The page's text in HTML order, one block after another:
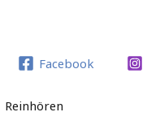
Facebook
Reinhören